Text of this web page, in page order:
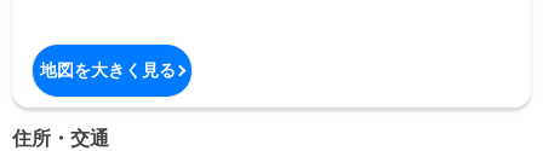
地図を大きく見る
住所・交通